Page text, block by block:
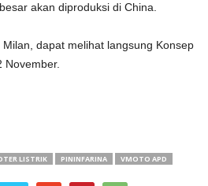
akan diproduksi di China.
dapat melihat langsung Konsep
November.
LISTRIK PININFARINA VMOTO APD